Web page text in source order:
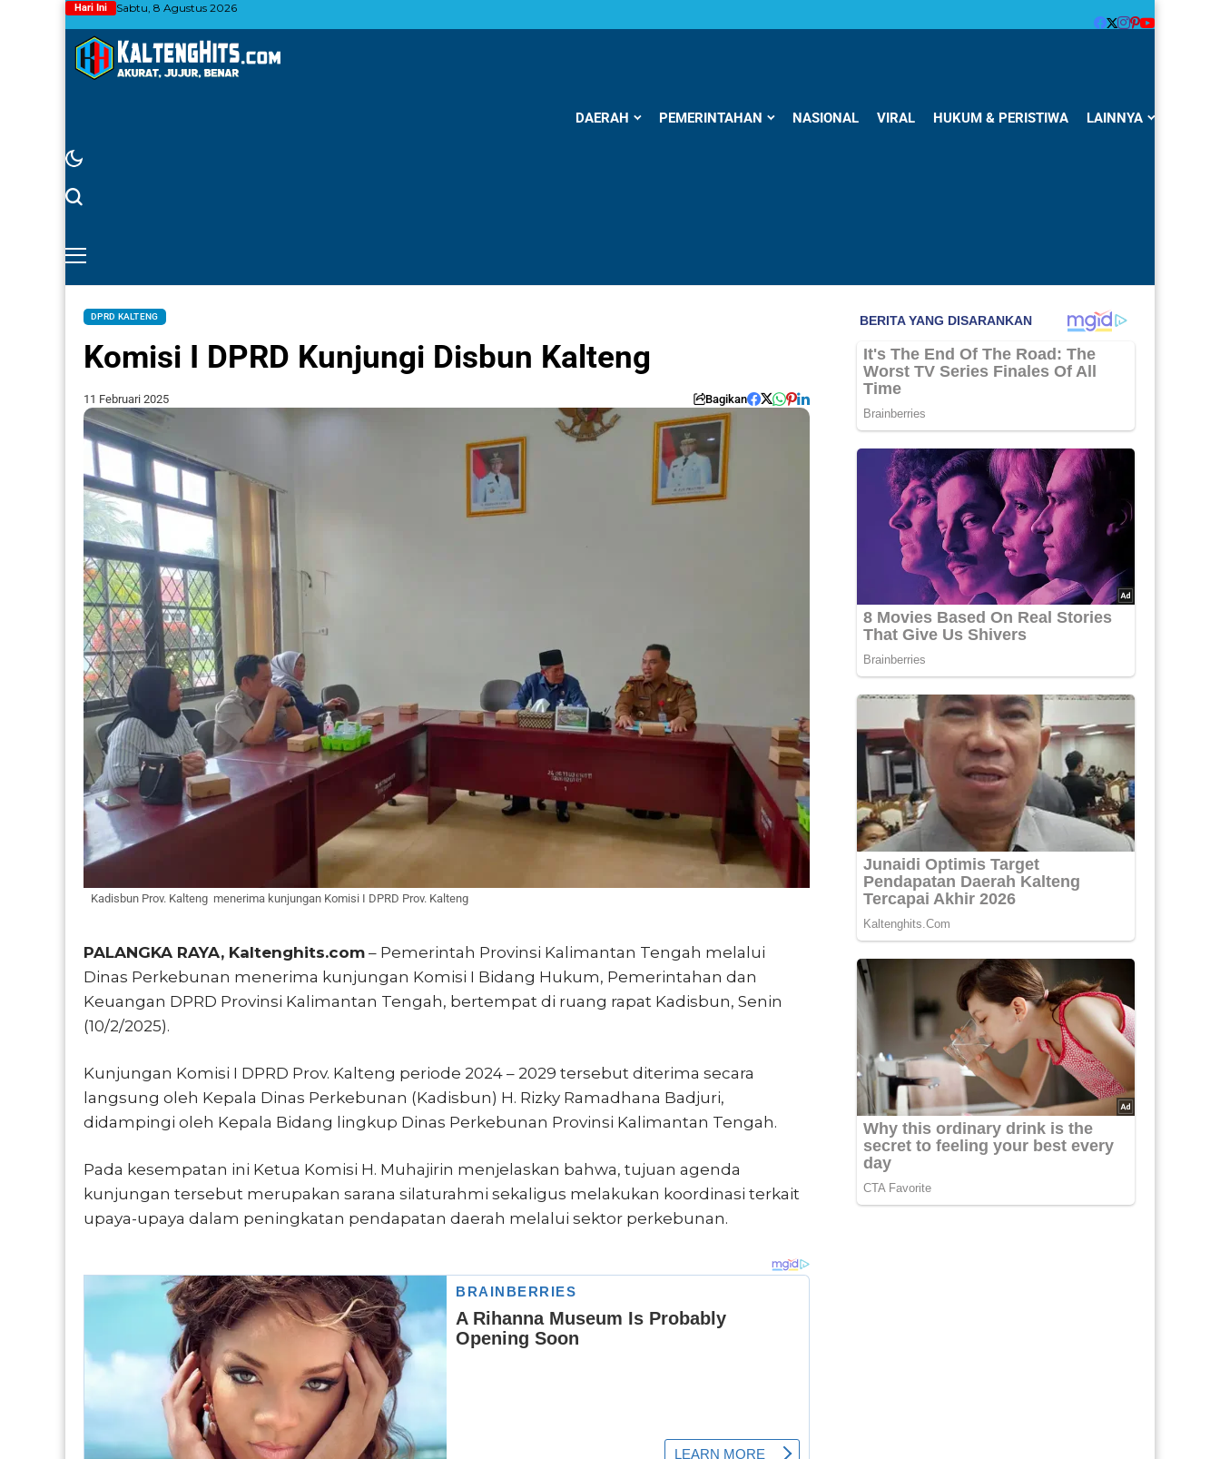
Hari Ini Sabtu, 8 Agustus 2026
DAERAH PEMERINTAHAN NASIONAL VIRAL HUKUM & PERISTIWA LAINNYA
DPRD KALTENG
Komisi I DPRD Kunjungi Disbun Kalteng
11 Februari 2025 Bagikan
Kadisbun Prov. Kalteng menerima kunjungan Komisi I DPRD Prov. Kalteng
PALANGKA RAYA, Kaltenghits.com – Pemerintah Provinsi Kalimantan Tengah melalui
Dinas Perkebunan menerima kunjungan Komisi I Bidang Hukum, Pemerintahan dan
Keuangan DPRD Provinsi Kalimantan Tengah, bertempat di ruang rapat Kadisbun, Senin
(10/2/2025).
Kunjungan Komisi I DPRD Prov. Kalteng periode 2024 – 2029 tersebut diterima secara
langsung oleh Kepala Dinas Perkebunan (Kadisbun) H. Rizky Ramadhana Badjuri,
didampingi oleh Kepala Bidang lingkup Dinas Perkebunan Provinsi Kalimantan Tengah.
Pada kesempatan ini Ketua Komisi H. Muhajirin menjelaskan bahwa, tujuan agenda
kunjungan tersebut merupakan sarana silaturahmi sekaligus melakukan koordinasi terkait
upaya-upaya dalam peningkatan pendapatan daerah melalui sektor perkebunan.